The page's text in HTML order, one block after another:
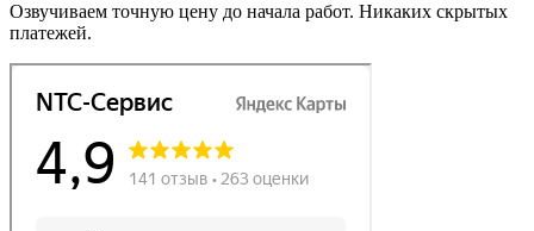
Озвучиваем точную цену до начала работ. Никаких скрытых
платежей.